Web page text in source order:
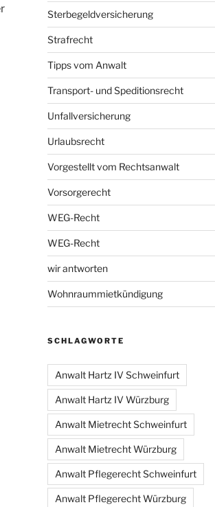
Sterbegeldversicherung
Strafrecht
Tipps vom Anwalt
Transport- und Speditionsrecht
Unfallversicherung
Urlaubsrecht
Vorgestellt vom Rechtsanwalt
Vorsorgerecht
WEG-Recht
WEG-Recht
wir antworten
Wohnraummietkündigung
SCHLAGWORTE
Anwalt Hartz IV Schweinfurt
Anwalt Hartz IV Würzburg
Anwalt Mietrecht Schweinfurt
Anwalt Mietrecht Würzburg
Anwalt Pflegerecht Schweinfurt
Anwalt Pflegerecht Würzburg